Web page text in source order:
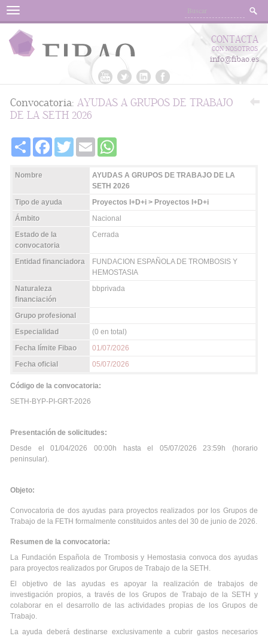
Menu
CONTACTA
CON NOSOTROS
info@fibao.es
Convocatoria: AYUDAS A GRUPOS DE TRABAJO
DE LA SETH 2026
Share FacebookTwitter Email
Nombre
AYUDAS A GRUPOS DE TRABAJO DE LA
SETH 2026
Tipo de ayuda
Proyectos I+D+i > Proyectos I+D+i
Ámbito
Nacional
Estado de la
convocatoria
Cerrada
Entidad financiadora
FUNDACION ESPAÑOLA DE TROMBOSIS Y
HEMOSTASIA
Naturaleza
financiación
bbprivada
Grupo profesional
Especialidad
(0 en total)
Fecha límite Fibao
01/07/2026
Fecha oficial
05/07/2026
Código de la convocatoria:
SETH-BYP-PI-GRT-2026
Presentación de solicitudes:
Desde el 01/04/2026 00:00h hasta el 05/07/2026 23:59h (horario
peninsular).
Objeto:
Convocatoria de dos ayudas para proyectos realizados por los Grupos de
Trabajo de la FETH formalmente constituidos antes del 30 de junio de 2026.
Resumen de la convocatoria:
La Fundación Española de Trombosis y Hemostasia convoca dos ayudas
para proyectos realizados por Grupos de Trabajo de la SETH.
El objetivo de las ayudas es apoyar la realización de trabajos de
investigación propios, a través de los Grupos de Trabajo de la SETH y
colaborar en el desarrollo de las actividades propias de los Grupos de
Trabajo.
La ayuda deberá destinarse exclusivamente a cubrir gastos necesarios